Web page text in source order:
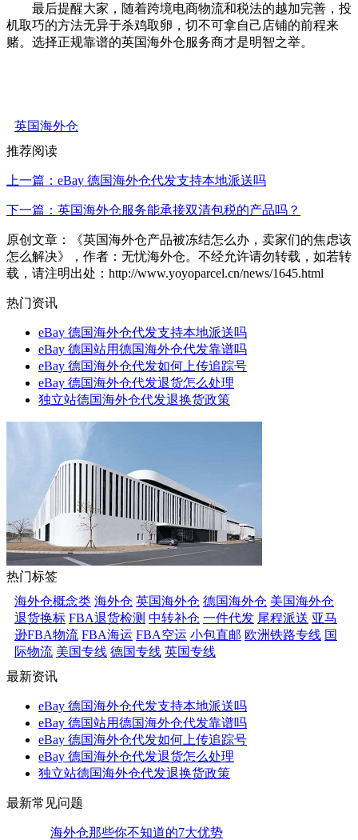
最后提醒大家，随着跨境电商物流和税法的越加完善，投
机取巧的方法无异于杀鸡取卵，切不可拿自己店铺的前程来
赌。选择正规靠谱的英国海外仓服务商才是明智之举。
英国海外仓
推荐阅读
上一篇：eBay 德国海外仓代发支持本地派送吗
下一篇：英国海外仓服务能承接双清包税的产品吗？
原创文章：《英国海外仓产品被冻结怎么办，卖家们的焦虑该
怎么解决》，作者：无忧海外仓。不经允许请勿转载，如若转
载，请注明出处：http://www.yoyoparcel.cn/news/1645.html
热门资讯
eBay 德国海外仓代发支持本地派送吗
eBay 德国站用德国海外仓代发靠谱吗
eBay 德国海外仓代发如何上传追踪号
eBay 德国海外仓代发退货怎么处理
独立站德国海外仓代发退换货政策
热门标签
海外仓概念类 海外仓 英国海外仓 德国海外仓 美国海外仓
退货换标 FBA退货检测 中转补仓 一件代发 尾程派送 亚马
逊FBA物流 FBA海运 FBA空运 小包直邮 欧洲铁路专线 国
际物流 美国专线 德国专线 英国专线
最新资讯
eBay 德国海外仓代发支持本地派送吗
eBay 德国站用德国海外仓代发靠谱吗
eBay 德国海外仓代发如何上传追踪号
eBay 德国海外仓代发退货怎么处理
独立站德国海外仓代发退换货政策
最新常见问题
海外仓那些你不知道的7大优势